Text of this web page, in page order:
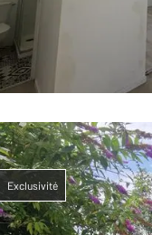
Exclusivité